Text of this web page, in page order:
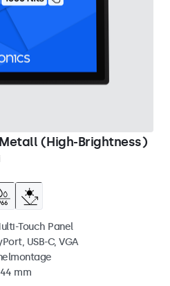
(High-Brightness)
Touch Panel
USB-C, VGA
mm